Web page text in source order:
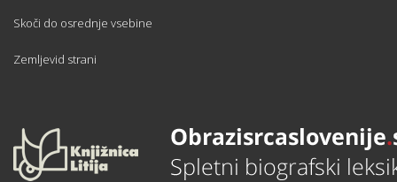
Skoči do osrednje vsebine
Zemljevid strani